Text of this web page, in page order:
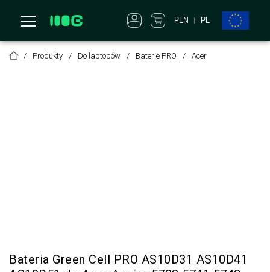
PLN PL
Produkty Do laptopów Baterie PRO Acer
Bateria Green Cell PRO AS10D31 AS10D41